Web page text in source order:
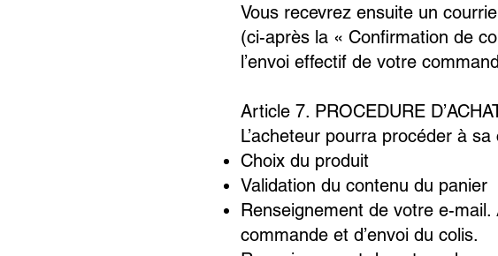
Vous recevrez ensuite un
(ci-après la « Confirmation de
l’envoi effectif de votre
Article 7. PROCEDURE
L’acheteur pourra procéder à
Choix du produit
Validation du contenu du panier
Renseignement de votre e-
commande et d’envoi du colis.